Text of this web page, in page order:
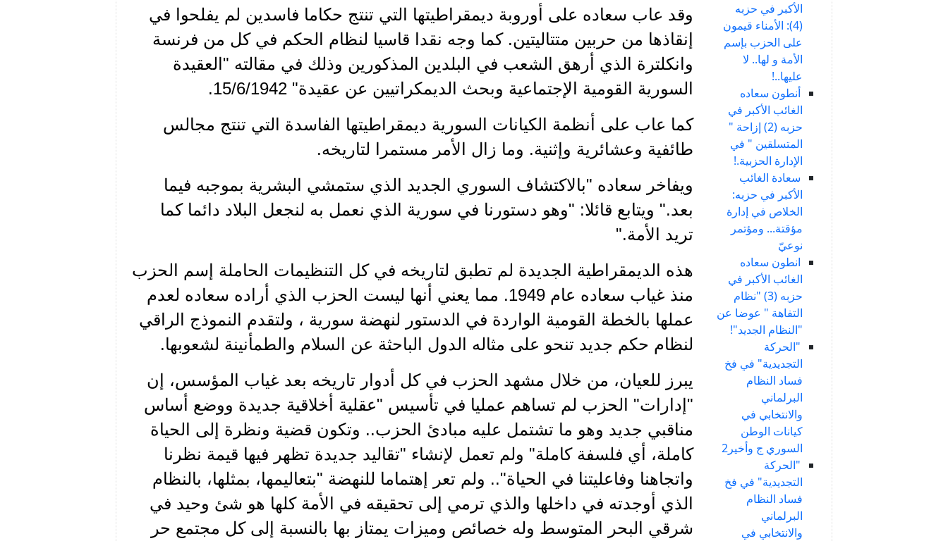
الأكبر في حزبه
(4): الأمناء قيمون
على الحزب بإسم
الأمة و لها.. لا
عليها..!
أنطون سعاده
الغائب الأكبر في
حزبه (2) إزاحة "
المتسلقين " في
الإدارة الحزبية.!
سعادة الغائب
الأكبر في حزبه:
الخلاص في إدارة
مؤقتة... ومؤتمر
نوعيّ
انطون سعاده
الغائب الأكبر في
حزبه (3) "نظام
التفاهة " عوضا عن
"النظام الجديد"!
"الحركة
التجديدية" في فخ
فساد النظام
البرلماني
والانتخابي في
كيانات الوطن
السوري ج وأخير2
"الحركة
التجديدية" في فخ
فساد النظام
البرلماني
والانتخابي في
وقد عاب سعاده على أوروبة ديمقراطيتها التي تنتج حكاما فاسدين لم يفلحوا في
إنقاذها من حربين متتاليتين. كما وجه نقدا قاسيا لنظام الحكم في كل من فرنسة
وانكلترة الذي أرهق الشعب في البلدين المذكورين وذلك في مقالته "العقيدة
السورية القومية الإجتماعية وبحث الديمكراتيين عن عقيدة" 15/6/1942.
كما عاب على أنظمة الكيانات السورية ديمقراطيتها الفاسدة التي تنتج مجالس
طائفية وعشائرية وإثنية. وما زال الأمر مستمرا لتاريخه.
ويفاخر سعاده "بالاكتشاف السوري الجديد الذي ستمشي البشرية بموجبه فيما
بعد." ويتابع قائلا: "وهو دستورنا في سورية الذي نعمل به لنجعل البلاد دائما كما
تريد الأمة."
هذه الديمقراطية الجديدة لم تطبق لتاريخه في كل التنظيمات الحاملة إسم الحزب
منذ غياب سعاده عام 1949. مما يعني أنها ليست الحزب الذي أراده سعاده لعدم
عملها بالخطة القومية الواردة في الدستور لنهضة سورية ، ولتقدم النموذج الراقي
لنظام حكم جديد تنحو على مثاله الدول الباحثة عن السلام والطمأنينة لشعوبها.
يبرز للعيان، من خلال مشهد الحزب في كل أدوار تاريخه بعد غياب المؤسس، إن
"إدارات" الحزب لم تساهم عمليا في تأسيس "عقلية أخلاقية جديدة ووضع أساس
مناقبي جديد وهو ما تشتمل عليه مبادئ الحزب.. وتكون قضية ونظرة إلى الحياة
كاملة، أي فلسفة كاملة" ولم تعمل لإنشاء "تقاليد جديدة تظهر فيها قيمة نظرنا
واتجاهنا وفاعليتنا في الحياة".. ولم تعر إهتماما للنهضة "بتعاليمها، بمثلها، بالنظام
الذي أوجدته في داخلها والذي ترمي إلى تحقيقه في الأمة كلها هو شئ وحيد في
شرقي البحر المتوسط وله خصائص وميزات يمتاز بها بالنسبة إلى كل مجتمع حر